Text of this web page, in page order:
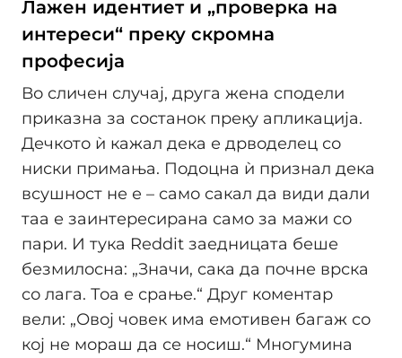
Лажен идентиет и „проверка на
интереси“ преку скромна
професија
Во сличен случај, друга жена сподели
приказна за состанок преку апликација.
Дечкото ѝ кажал дека е дрводелец со
ниски примања. Подоцна ѝ признал дека
всушност не е – само сакал да види дали
таа е заинтересирана само за мажи со
пари. И тука Reddit заедницата беше
безмилосна: „Значи, сака да почне врска
со лага. Тоа е срање.“ Друг коментар
вели: „Овој човек има емотивен багаж со
кој не мораш да се носиш.“ Многумина